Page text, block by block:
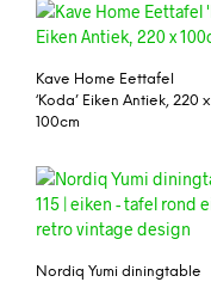
Kave Home Eettafel
‘Koda’ Eiken Antiek, 220 x
100cm
Nordiq Yumi diningtable